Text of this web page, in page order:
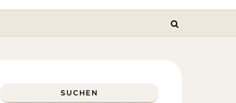
SUCHEN